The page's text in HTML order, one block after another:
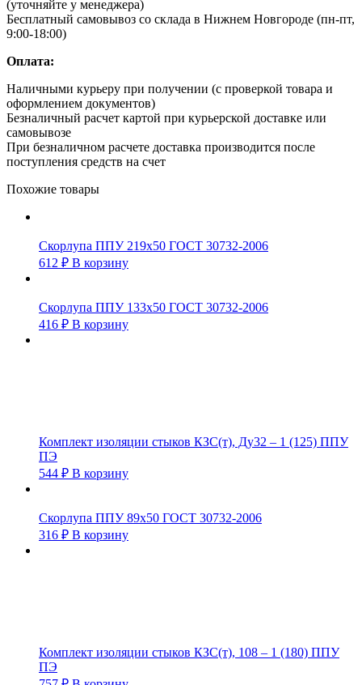
(уточняйте у менеджера)
Бесплатный самовывоз со склада в Нижнем Новгороде (пн-пт,
9:00-18:00)
Оплата:
Наличными курьеру при получении (с проверкой товара и
оформлением документов)
Безналичный расчет картой при курьерской доставке или
самовывозе
При безналичном расчете доставка производится после
поступления средств на счет
Похожие товары
Скорлупа ППУ 219х50 ГОСТ 30732-2006
612 ₽ В корзину
Скорлупа ППУ 133х50 ГОСТ 30732-2006
416 ₽ В корзину
Комплект изоляции стыков КЗС(т), Ду32 – 1 (125) ППУ
ПЭ
544 ₽ В корзину
Скорлупа ППУ 89х50 ГОСТ 30732-2006
316 ₽ В корзину
Комплект изоляции стыков КЗС(т), 108 – 1 (180) ППУ
ПЭ